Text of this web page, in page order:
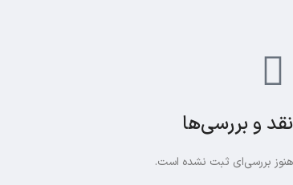
نقد و بررسی‌ها
هنوز بررسی‌ای ثبت نشده است.